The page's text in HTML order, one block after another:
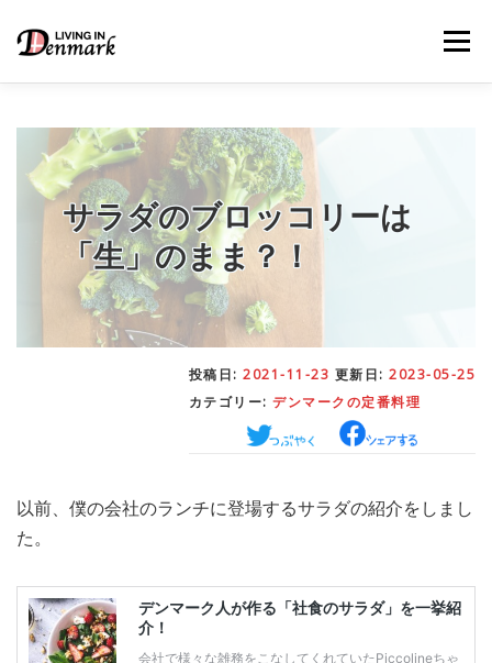
メニュー
LIFE TIPS – 生活便利帳 FOOD
STUDY– 留学関連情報
WORK– デンマークの働き方
– 日本人の考察
MEDIA– メディア掲載 TRAVEL– 旅行
EVERYDAY
サラダのブロッコリーは
「生」のまま？！
投稿日: 2021-11-23 更新日: 2023-05-25
カテゴリー: デンマークの定番料理
以前、僕の会社のランチに登場するサラダの紹介をしまし
た。